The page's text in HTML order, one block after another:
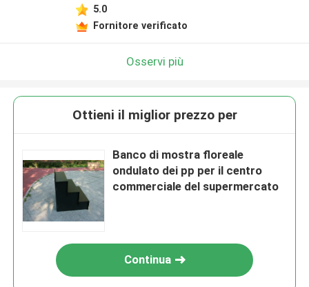
5.0
Fornitore verificato
Osservi più
Ottieni il miglior prezzo per
Banco di mostra floreale
ondulato dei pp per il centro
commerciale del supermercato
Continua